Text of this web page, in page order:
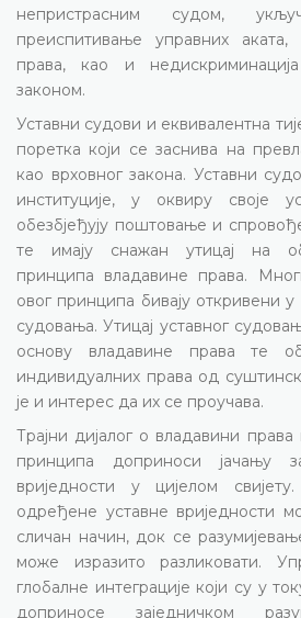
непристрасним судом,
преиспитивање управних
права, као и
законом.
Уставни судови и еквивалентна
поретка који се заснива на
као врховног закона. Уставни
институције, у оквиру своје
обезбјеђују поштовање и
те имају снажан утицај на
принципа владавине права.
овог принципа бивају откривени
судовања. Утицај уставног
основу владавине права те
индивидуалних права од
је и интерес да их се проучава.
Трајни дијалог о владавини
принципа доприноси јачању
вриједности у цијелом
одређене уставне вриједности
сличан начин, док се
може изразито разликовати.
глобалне интеграције који су у
доприносе заједничком